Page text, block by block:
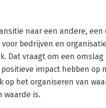
naar een andere,
bedrijven en
Dat vraagt om een
impact hebben op
op het organiseren van
waarde is.